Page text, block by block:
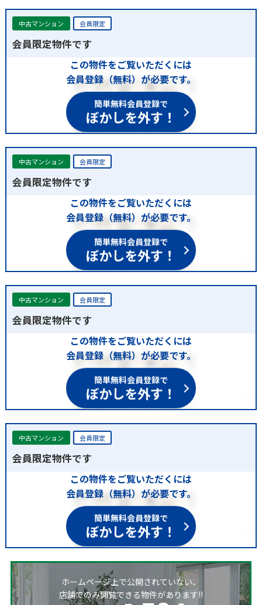
中古マンション 会員限定
会員限定物件です
この物件をご覧いただくには
会員登録（無料）が必要です。
簡単無料会員登録で
ぼかしを外す！
中古マンション 会員限定
会員限定物件です
この物件をご覧いただくには
会員登録（無料）が必要です。
簡単無料会員登録で
ぼかしを外す！
中古マンション 会員限定
会員限定物件です
この物件をご覧いただくには
会員登録（無料）が必要です。
簡単無料会員登録で
ぼかしを外す！
中古マンション 会員限定
会員限定物件です
この物件をご覧いただくには
会員登録（無料）が必要です。
簡単無料会員登録で
ぼかしを外す！
ホームページ上で公開されていない、
店舗でのみ閲覧できる物件があります!!